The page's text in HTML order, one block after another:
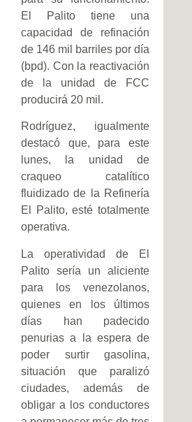
El Palito tiene una
capacidad de refinación
de 146 mil barriles por día
(bpd). Con la reactivación
de la unidad de FCC
producirá 20 mil.
Rodríguez, igualmente
destacó que, para este
lunes, la unidad de
craqueo catalítico
fluidizado de la Refinería
El Palito, esté totalmente
operativa.
La operatividad de El
Palito sería un aliciente
para los venezolanos,
quienes en los últimos
días han padecido
penurias a la espera de
poder surtir gasolina,
situación que paralizó
ciudades, además de
obligar a los conductores